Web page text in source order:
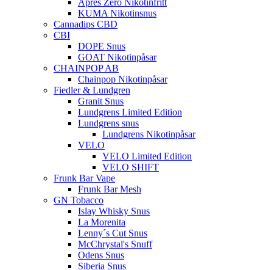
Apres Zero Nikotinfritt
KUMA Nikotinsnus
Cannadips CBD
CBI
DOPE Snus
GOAT Nikotinpåsar
CHAINPOP AB
Chainpop Nikotinpåsar
Fiedler & Lundgren
Granit Snus
Lundgrens Limited Edition
Lundgrens snus
Lundgrens Nikotinpåsar
VELO
VELO Limited Edition
VELO SHIFT
Frunk Bar Vape
Frunk Bar Mesh
GN Tobacco
Islay Whisky Snus
La Morenita
Lenny´s Cut Snus
McChrystal's Snuff
Odens Snus
Siberia Snus